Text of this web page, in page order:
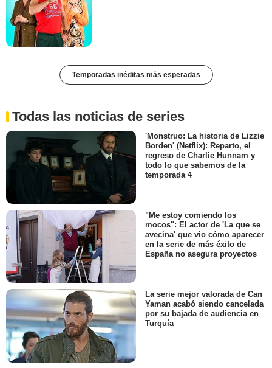
Temporadas inéditas más esperadas
Todas las noticias de series
'Monstruo: La historia de Lizzie
Borden' (Netflix): Reparto, el
regreso de Charlie Hunnam y
todo lo que sabemos de la
temporada 4
"Me estoy comiendo los
mocos": El actor de 'La que se
avecina' que vio cómo aparecer
en la serie de más éxito de
España no asegura proyectos
La serie mejor valorada de Can
Yaman acabó siendo cancelada
por su bajada de audiencia en
Turquía